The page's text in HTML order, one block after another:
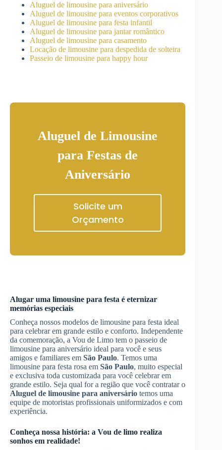
Aluguel de limousine para aniversário
Aluguel de limousine para eventos corporativos
Aluguel de limousine para festa infantil
Aluguel de limousine para jantar romântico
Aluguel de limousine para casamento
Locação de limousine para despedida de solteira
Passeio de limousine para happy hour
Aluguel de Limousine
para Festas de
Aniversário
Solicite um
Orçamento
Alugar uma limousine para festa é eternizar
memórias especiais
Conheça nossos modelos de limousine para festa ideal
para celebrar em grande estilo e conforto. Independente
da comemoração, a Vou de Limo tem o passeio de
limousine para aniversário ideal para você e seus
amigos e familiares em São Paulo. Temos uma
limousine para festa rosa em São Paulo, muito especial
e exclusiva toda customizada para você celebrar em
grande estilo. Seja qual for a região que você contratar o
Aluguel de limousine para aniversário temos uma
equipe de motoristas profissionais uniformizados e com
experiência.
Conheça nossa história: a Vou de limo realiza
sonhos em realidade!